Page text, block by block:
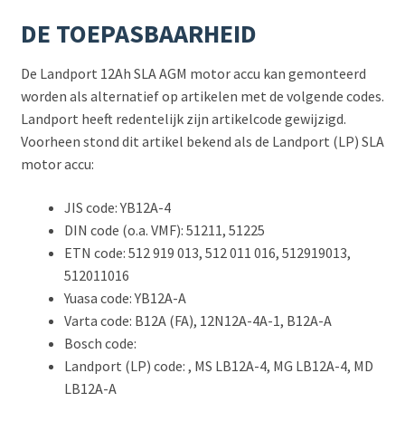
DE TOEPASBAARHEID
De Landport 12Ah SLA AGM motor accu kan gemonteerd
worden als alternatief op artikelen met de volgende codes.
Landport heeft redentelijk zijn artikelcode gewijzigd.
Voorheen stond dit artikel bekend als de Landport (LP) SLA
motor accu:
JIS code: YB12A-4
DIN code (o.a. VMF): 51211, 51225
ETN code: 512 919 013, 512 011 016, 512919013,
512011016
Yuasa code: YB12A-A
Varta code: B12A (FA), 12N12A-4A-1, B12A-A
Bosch code:
Landport (LP) code: , MS LB12A-4, MG LB12A-4, MD
LB12A-A